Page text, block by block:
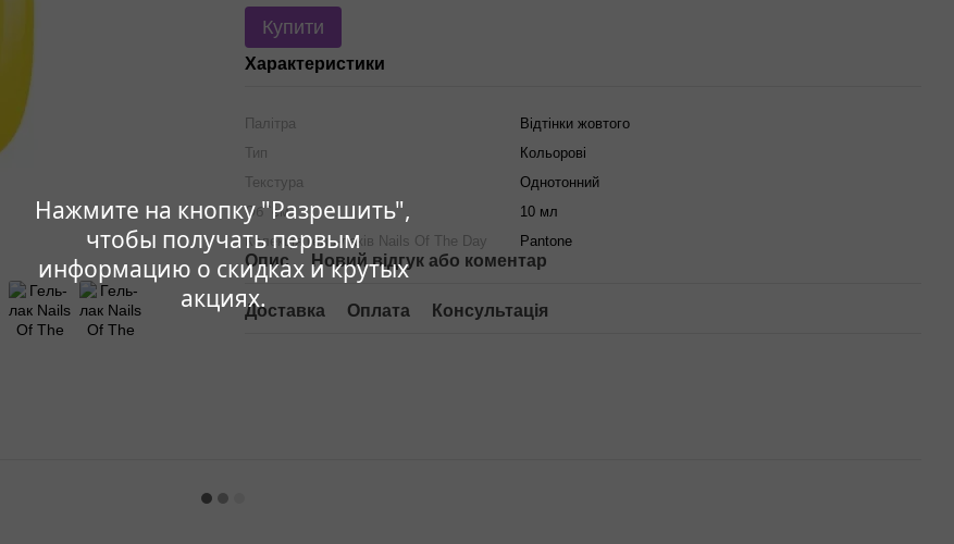
Нажмите на кнопку "Разрешить",
чтобы получать первым
информацию о скидках и крутых
акциях.
Купити
Характеристики
Палітра
Відтінки жовтого
Тип
Кольорові
Текстура
Однотонний
Об `єм
10 мл
Колекція гель-лаків Nails Of The Day
Pantone
Опис Новий відгук або коментар
Доставка Оплата Консультація